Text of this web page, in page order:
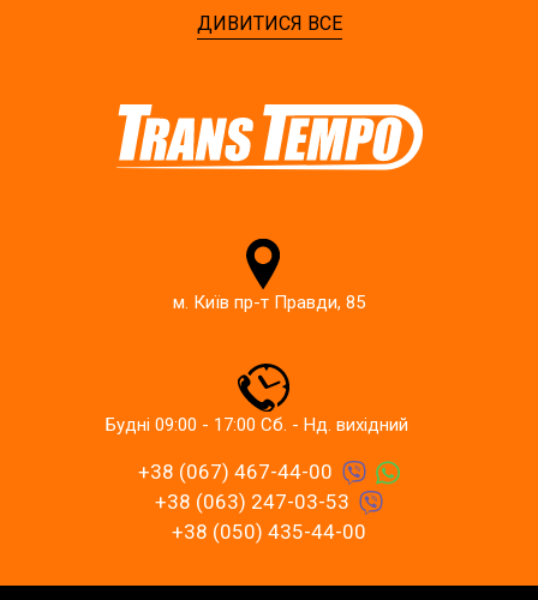
ДИВИТИСЯ ВСЕ
м. Київ пр-т Правди, 85
Будні 09:00 - 17:00 Сб. - Нд. вихідний
+38 (067) 467-44-00
+38 (063) 247-03-53
+38 (050) 435-44-00